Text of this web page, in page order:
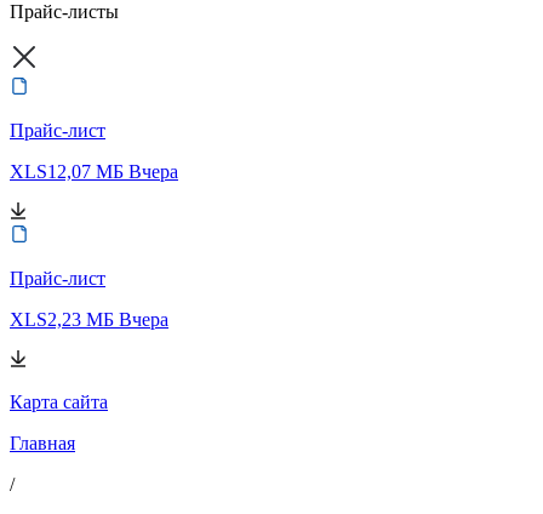
Прайс-листы
Прайс-лист
XLS12,07 МБ Вчера
Прайс-лист
XLS2,23 МБ Вчера
Карта сайта
Главная
/